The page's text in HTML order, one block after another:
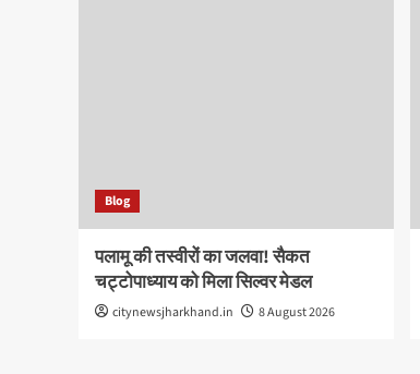
Blog
पलामू की तस्वीरों का जलवा! सैकत
चट्टोपाध्याय को मिला सिल्वर मेडल
citynewsjharkhand.in 8 August 2026